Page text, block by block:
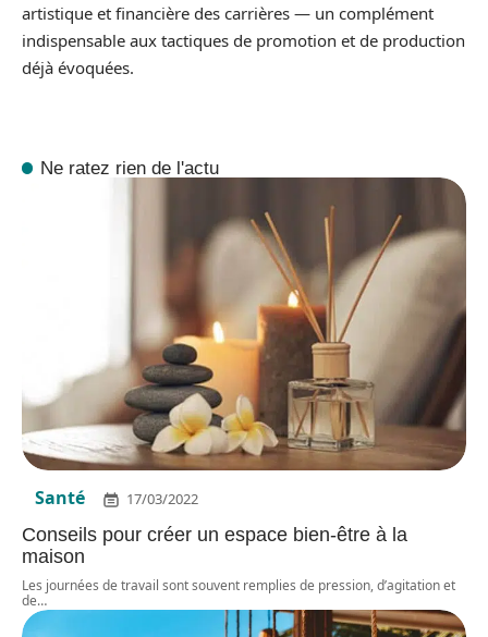
artistique et financière des carrières — un complément
indispensable aux tactiques de promotion et de production
déjà évoquées.
Ne ratez rien de l'actu
Santé 17/03/2022
Conseils pour créer un espace bien-être à la
maison
Les journées de travail sont souvent remplies de pression, d’agitation et
de…